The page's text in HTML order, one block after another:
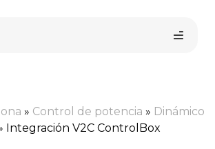
» Control de potencia » Dinámico
Integración V2C ControlBox